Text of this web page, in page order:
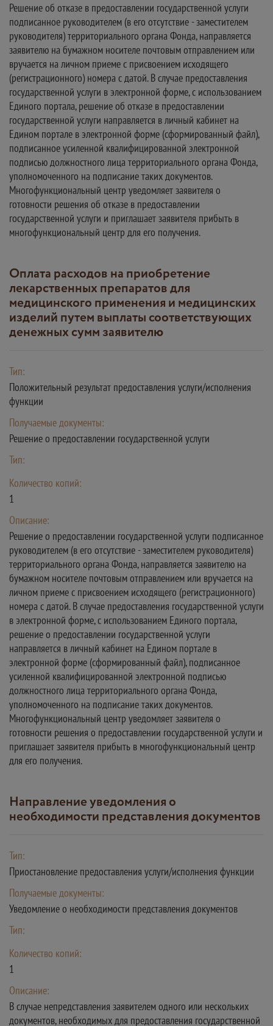
Решение об отказе в предоставлении государственной услуги
подписанное руководителем (в его отсутствие - заместителем
руководителя) территориального органа Фонда, направляется
заявителю на бумажном носителе почтовым отправлением или
вручается на личном приеме с присвоением исходящего
(регистрационного) номера с датой. В случае предоставления
государственной услуги в электронной форме, с использованием
Единого портала, решение об отказе в предоставлении
государственной услуги направляется в личный кабинет на
Едином портале в электронной форме (сформированный файл),
подписанное усиленной квалифицированной электронной
подписью должностного лица территориального органа Фонда,
уполномоченного на подписание таких документов.
Многофункциональный центр уведомляет заявителя о
готовности решения об отказе в предоставлении
государственной услуги и приглашает заявителя прибыть в
многофункциональный центр для его получения.
Оплата расходов на приобретение
лекарственных препаратов для
медицинского применения и медицинских
изделий путем выплаты соответствующих
денежных сумм заявителю
Тип:
Положительный результат предоставления услуги/исполнения
функции
Получаемые документы:
Решение о предоставлении государственной услуги
Тип:
Количество копий:
1
Описание:
Решение о предоставлении государственной услуги подписанное
руководителем (в его отсутствие - заместителем руководителя)
территориального органа Фонда, направляется заявителю на
бумажном носителе почтовым отправлением или вручается на
личном приеме с присвоением исходящего (регистрационного)
номера с датой. В случае предоставления государственной услуги
в электронной форме, с использованием Единого портала,
решение о предоставлении государственной услуги
направляется в личный кабинет на Едином портале в
электронной форме (сформированный файл), подписанное
усиленной квалифицированной электронной подписью
должностного лица территориального органа Фонда,
уполномоченного на подписание таких документов.
Многофункциональный центр уведомляет заявителя о
готовности решения о предоставлении государственной услуги и
приглашает заявителя прибыть в многофункциональный центр
для его получения.
Направление уведомления о
необходимости представления документов
Тип:
Приостановление предоставления услуги/исполнения функции
Получаемые документы:
Уведомление о необходимости представления документов
Тип:
Количество копий:
1
Описание:
В случае непредставления заявителем одного или нескольких
документов, необходимых для предоставления государственной